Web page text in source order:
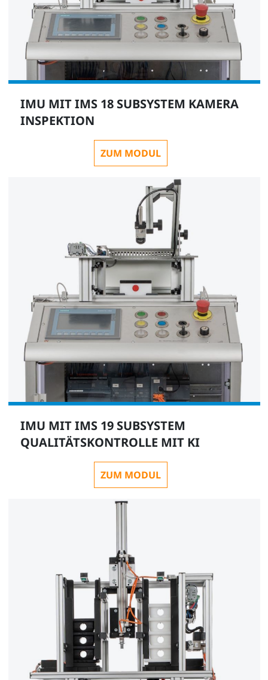
IMU MIT IMS 18 SUBSYSTEM KAMERA
INSPEKTION
ZUM MODUL
IMU MIT IMS 19 SUBSYSTEM
QUALITÄTSKONTROLLE MIT KI
ZUM MODUL